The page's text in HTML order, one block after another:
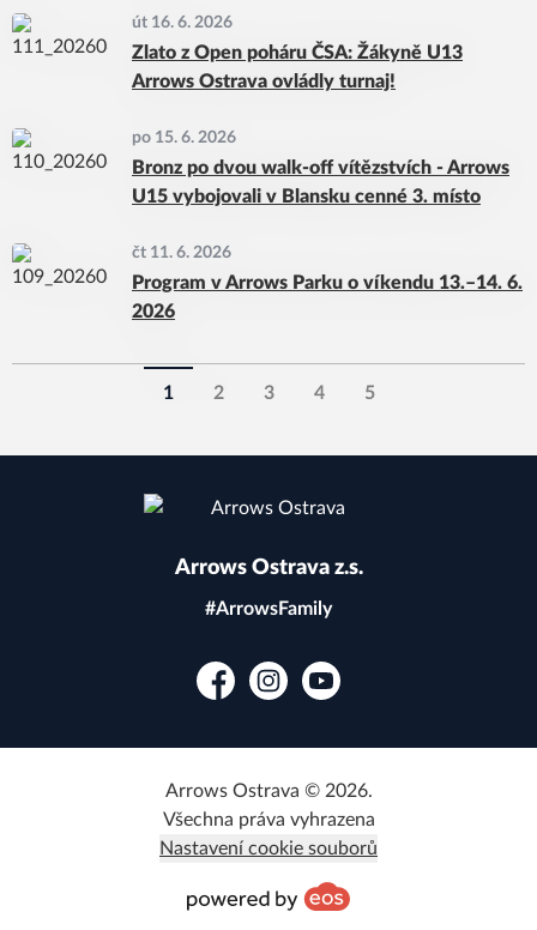
út 16. 6. 2026
Zlato z Open poháru ČSA: Žákyně U13
Arrows Ostrava ovládly turnaj!
po 15. 6. 2026
Bronz po dvou walk-off vítězstvích - Arrows
U15 vybojovali v Blansku cenné 3. místo
čt 11. 6. 2026
Program v Arrows Parku o víkendu 13.–14. 6.
2026
1 2 3 4 5
Arrows Ostrava z.s.
#ArrowsFamily
FacebookInstagramYouTube
Arrows Ostrava © 2026.
Všechna práva vyhrazena
Nastavení cookie souborů